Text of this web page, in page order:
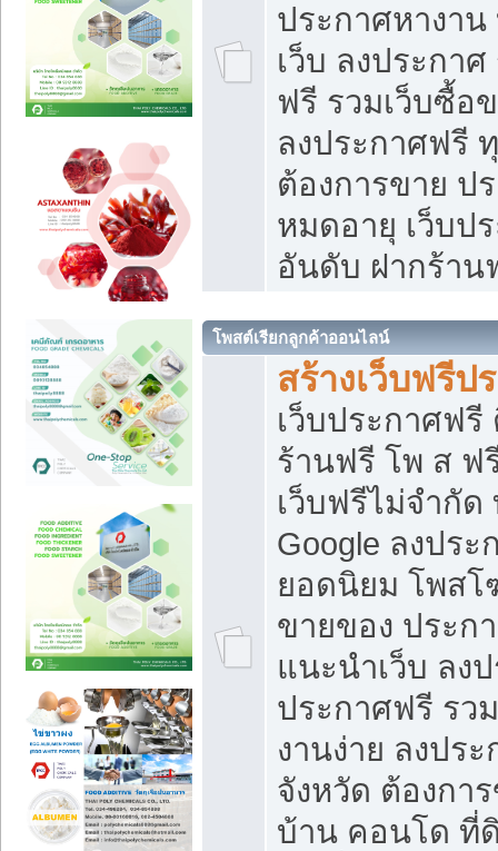
ประกาศหางา
เว็บ ลงประกา
ฟรี รวมเว็บซื้อ
ลงประกาศฟรี
ต้องการขาย ป
หมดอายุ เว็บป
อันดับ ฝากร้าน
โพสต์เรียกลูกค้าออนไลน์
สร้างเว็บฟรีป
เว็บประกาศฟ
ร้านฟรี โพ ส ฟ
เว็บฟรีไม่จำกัด
Google ลงประ
ยอดนิยม โพส
ขายของ ประก
แนะนำเว็บ ลง
ประกาศฟรี รว
งานง่าย ลงปร
จังหวัด ต้องกา
บ้าน คอนโด ที่